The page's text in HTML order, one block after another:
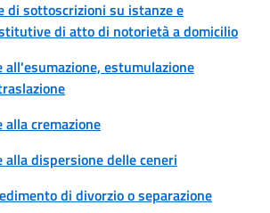
di sottoscrizioni su istanze e
di atto di notorietà a domicilio
all'esumazione, estumulazione
cremazione
alla dispersione delle ceneri
di divorzio o separazione